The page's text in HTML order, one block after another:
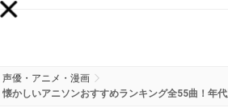
声優・アニメ・漫画
懐かしいアニソンおすすめランキング全55曲！年代